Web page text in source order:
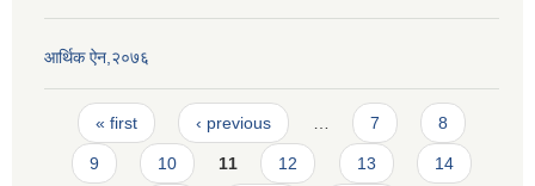
आर्थिक ऐन,२०७६
Pages
« first ‹ previous 7 8
9 10 11 12 13 14